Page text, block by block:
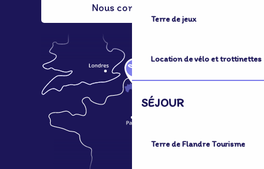
Terre de jeux
Location de vélo et trottinettes
SÉJOUR
Terre de Flandre Tourisme
Nous contacter